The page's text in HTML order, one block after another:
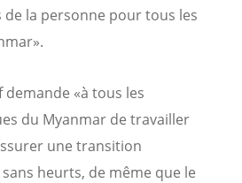
la personne pour tous les
demande «à tous les
du Myanmar de travailler
une transition
heurts, de même que le